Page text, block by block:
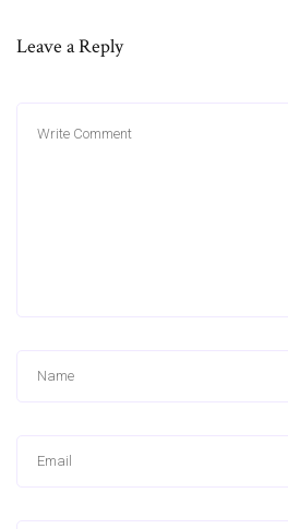
Leave a Reply